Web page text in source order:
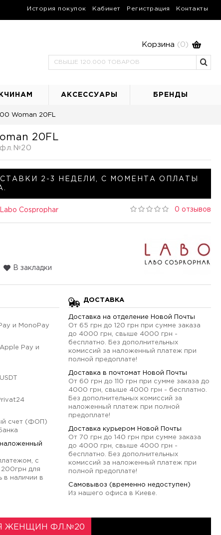
История покупок Кабинет Регистрация Контакты
Корзина (0)
АКСЕССУАРЫ БРЕНДЫ
Woman 20FL
20FL
фл.№20
2-3 НЕДЕЛИ, С МОМЕНТА ОПЛАТЫ
Cosprophar 0 отзывов
В закладки
и MonoPay
Pay и
счет (ФОП)
с
для
в наличии в
ДОСТАВКА
Доставка на отделение Новой Почты
От 65 грн до 120 грн при сумме заказа
до 4000 грн, свыше 4000 грн -
бесплатно. Без дополнительных
комиссий за наложенный платеж при
полной предоплате!
Доставка в почтомат Новой Почты
От 60 грн до 110 грн при сумме заказа до
4000 грн, свыше 4000 грн - бесплатно.
Без дополнительных комиссий за
наложенный платеж при полной
предоплате!
Доставка курьером Новой Почты
От 70 грн до 140 грн при сумме заказа
до 4000 грн, свыше 4000 грн -
бесплатно. Без дополнительных
комиссий за наложенный платеж при
полной предоплате!
Самовывоз (временно недоступен)
Из нашего офиса в Киеве.
ЖЕНЩИН ФЛ.№20